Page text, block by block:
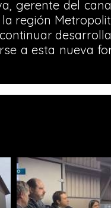
gerente del
la región
a esta nueva